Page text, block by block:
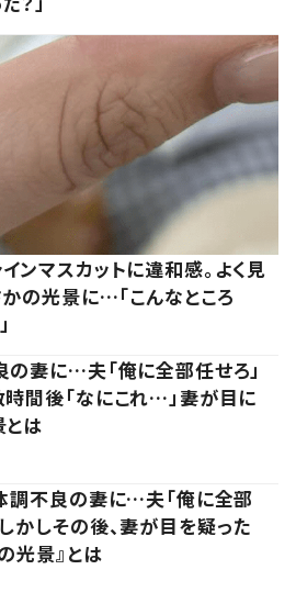
ンマスカットに違和感。よく見
かの光景に…「こんなところ
妻に…夫「俺に全部任せろ」
時間後「なにこれ…」妻が目に
とは
体調不良の妻に…夫「俺に全部
かしその後、妻が目を疑った
光景』とは